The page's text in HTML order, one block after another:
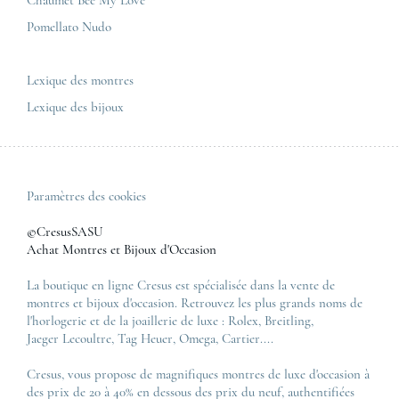
Pomellato Nudo
Lexique des montres
Lexique des bijoux
Paramètres des cookies
©CresusSASU
Achat Montres et Bijoux d'Occasion
La boutique en ligne Cresus est spécialisée dans la vente de
montres et bijoux d'occasion. Retrouvez les plus grands noms de
l'horlogerie et de la joaillerie de luxe : Rolex, Breitling,
Jaeger Lecoultre, Tag Heuer, Omega, Cartier....
Cresus, vous propose de magnifiques montres de luxe d'occasion à
des prix de 20 à 40% en dessous des prix du neuf, authentifiées